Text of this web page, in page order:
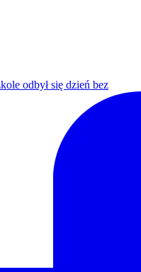
odbył się dzień bez